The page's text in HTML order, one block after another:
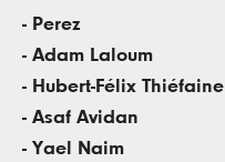
- Perez
- Adam Laloum
- Hubert-Félix Thiéfaine
- Asaf Avidan
- Yael Naim